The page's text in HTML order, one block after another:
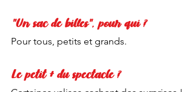
"Un sac de billes", pour qui ?
Pour tous, petits et grands.
Le petit + du spectacle ?